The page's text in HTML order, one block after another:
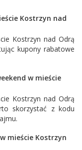
Kostrzyn nad
Kostrzyn nad Odrą
kupony rabatowe
w mieście
Kostrzyn nad Odrą
skorzystać z kodu
mieście Kostrzyn